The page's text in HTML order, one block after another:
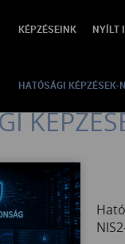
KÉPZÉSEINK NYÍLT
HATÓSÁGI KÉPZÉSEK-